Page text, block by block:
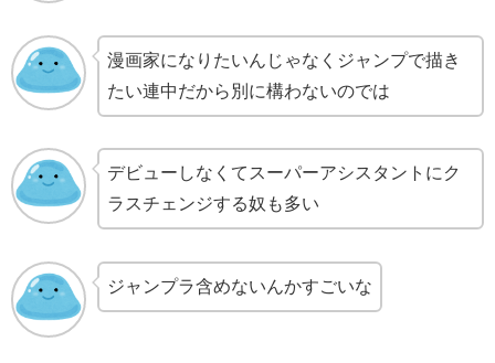
漫画家になりたいんじゃなくジャンプで描き
たい連中だから別に構わないのでは
デビューしなくてスーパーアシスタントにク
ラスチェンジする奴も多い
ジャンプラ含めないんかすごいな